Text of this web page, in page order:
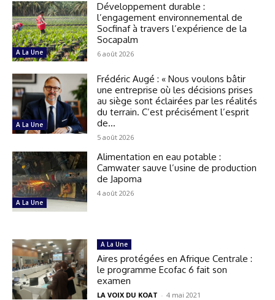
A La Une
Développement durable :
l’engagement environnemental de
Socfinaf à travers l’expérience de la
Socapalm
6 août 2026
A La Une
Frédéric Augé : « Nous voulons bâtir
une entreprise où les décisions prises
au siège sont éclairées par les réalités
du terrain. C’est précisément l’esprit
de...
5 août 2026
A La Une
Alimentation en eau potable :
Camwater sauve l’usine de production
de Japoma
4 août 2026
A La Une
Aires protégées en Afrique Centrale :
le programme Ecofac 6 fait son
examen
LA VOIX DU KOAT - 4 mai 2021